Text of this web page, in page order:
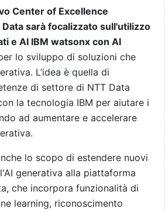
Center of Excellence
sarà focalizzato sull'utilizzo
e AI IBM watsonx con AI
lo sviluppo di soluzioni che
L’idea è quella di
di settore di NTT Data
la tecnologia IBM per aiutare i
ad aumentare e accelerare
lo scopo di estendere nuovi
generativa alla piattaforma
che incorpora funzionalità di
learning, riconoscimento